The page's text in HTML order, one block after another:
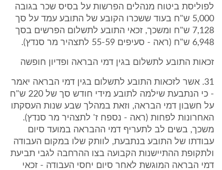
לפוליסת ביטוח מנהלים הפרשות על בסיס שכר בגובה
5,000 ש"ח בעוד ששכרו הקובע של התובע עמד על סך
7,128 ש"ח ומשכך, זכאי התובע לתשלום הפרשים בסך
6,948 ש"ח (ראה - סעיפים 55-59 לתצהיר מר סנדץ).
זכאות התובע לתשלום בגין דמי הבראה ופדיון חופשה
31. אשר לזכאות התובע לתשלום בגין דמי הבראה יאמר
- כי הנתבעת שילמה לתובע מידי חודש סך של 220 ש"ח
על חשבון דמי הבראה, וזאת במהלך שבע שנות העסקתו
האחרונות לפחות (ראה - נספח ז' לתצהיר מר סנדץ).
משכך, בשים לב לתעריף דמי ההבראה במועד סיום
עבודתו של התובע בנתבעת, לוותק שלו במקום העבודה
ולתקופת ההתיישנות הקבועה בצו ההרחבה לגבי תביעת
דמי הבראה המוגשת לאחר סיום יחסי העבודה - זכאי